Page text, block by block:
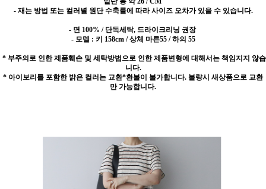
- 재는 방법 또는 컬러별 원단 수축률에 따라 사이즈 오차가 있을 수 있습니다.
- 면 100% / 단독세탁, 드라이크리닝 권장
- 모델 : 키 158cm / 상체 마른55 / 하의 55
* 부주의로 인한 제품훼손 및 세탁방법으로 인한 제품변형에 대해서는 책임지지 않습
니다.
* 아이보리를 포함한 밝은 컬러는 교환*환불이 불가합니다. 불량시 새상품으로 교환
만 가능합니다.